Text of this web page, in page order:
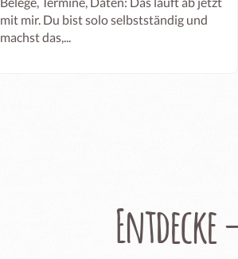
mit mir. Du bist solo selbstständig und
machst das,...